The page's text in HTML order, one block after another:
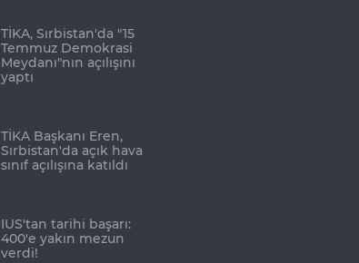
TİKA, Sırbistan'da "15
Temmuz Demokrasi
Meydanı"nın açılışını
yaptı
TİKA Başkanı Eren,
Sırbistan'da açık hava
sınıf açılışına katıldı
IUS'tan tarihi başarı:
400'e yakın mezun
verdi!